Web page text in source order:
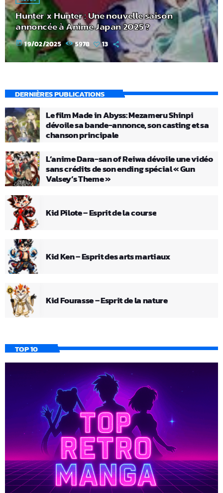
Hunter x Hunter : Une nouvelle saison
annoncée à Anime Japan 2025 ?
today 19/02/2025 5978 13
DERNIÈRES PUBLICATIONS
Le film Made in Abyss: Mezameru Shinpi
dévoile sa bande-annonce, son casting et sa
chanson principale
L’anime Dara-san of Reiwa dévoile une vidéo
sans crédits de son ending spécial « Gun
Valsey’s Theme »
Kid Pilote – Esprit de la course
Kid Ken – Esprit des arts martiaux
Kid Fourasse – Esprit de la nature
TOP 10